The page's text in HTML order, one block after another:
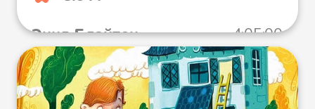
Энид Блайтон
4:05:00